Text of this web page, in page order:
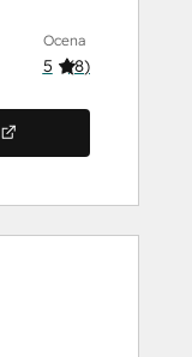
Ocena
5 (8)